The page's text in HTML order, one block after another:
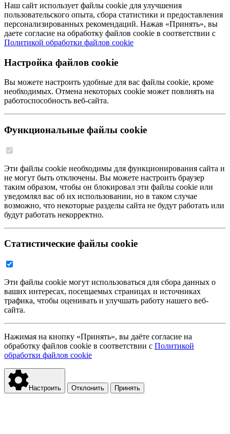
Наш сайт использует файлы cookie для улучшения
пользовательского опыта, сбора статистики и предоставления
персонализированных рекомендаций. Нажав «Принять», вы
даете согласие на обработку файлов cookie в соответствии с
Политикой обработки файлов cookie
Настройка файлов cookie
Вы можете настроить удобные для вас файлы cookie, кроме
необходимых. Отмена некоторых cookie может повлиять на
работоспособность веб-сайта.
Функциональные файлы cookie
Эти файлы cookie необходимы для функционирования сайта и
не могут быть отключены. Вы можете настроить браузер
таким образом, чтобы он блокировал эти файлы cookie или
уведомлял вас об их использовании, но в таком случае
возможно, что некоторые разделы сайта не будут работать или
будут работать некорректно.
Статистические файлы cookie
Эти файлы cookie могут использоваться для сбора данных о
ваших интересах, посещаемых страницах и источниках
трафика, чтобы оценивать и улучшать работу нашего веб-
сайта.
Нажимая на кнопку «Принять», вы даёте согласие на
обработку файлов cookie в соответствии с Политикой
обработки файлов cookie
Настроить Отклонить Принять